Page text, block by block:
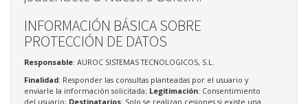
INFORMACIÓN BÁSICA SOBRE
PROTECCIÓN DE DATOS
Responsable: AUROC SISTEMAS TECNOLOGICOS, S.L.
Finalidad: Responder las consultas planteadas por el usuario y
enviarle la información solicitada; Legitimación: Consentimiento
del usuario; Destinatarios: Solo se realizan cesiones si existe una